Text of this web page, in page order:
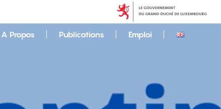
A Propos Publications Emploi